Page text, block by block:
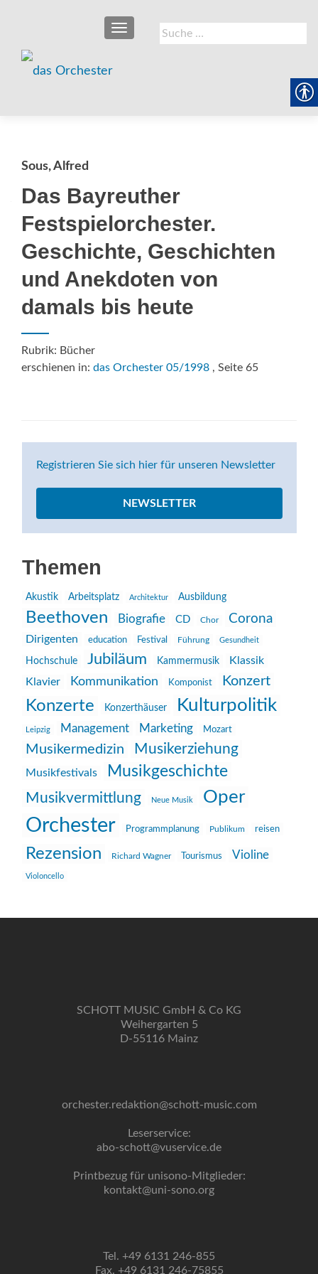
Suche
nach:
SCHALTE NAVIGATION
Sous, Alfred
Das Bayreuther
Festspielorchester.
Geschichte, Geschichten
und Anekdoten von
damals bis heute
Rubrik: Bücher
erschienen in: das Orchester 05/1998 , Seite 65
Registrieren Sie sich hier für unseren Newsletter
NEWSLETTER
Themen
Akustik Arbeitsplatz Architektur Ausbildung
Beethoven Biografie CD Chor Corona
Dirigenten education Festival Führung Gesundheit
Hochschule Jubiläum Kammermusik
Klassik
Klavier
Kommunikation Komponist Konzert
Konzerte Konzerthäuser Kulturpolitik
Leipzig Management Marketing Mozart
Musikermedizin Musikerziehung
Musikfestivals Musikgeschichte
Musikvermittlung Neue Musik Oper
Orchester Programmplanung Publikum reisen
Rezension Richard Wagner Tourismus Violine
Violoncello
SCHOTT MUSIC GmbH & Co KG
Weihergarten 5
D-55116 Mainz
orchester.redaktion@schott-music.com
Leserservice:
abo-schott@vuservice.de
Printbezug für unisono-Mitglieder:
kontakt@uni-sono.org
Tel. +49 6131 246-855
Fax. +49 6131 246-75855